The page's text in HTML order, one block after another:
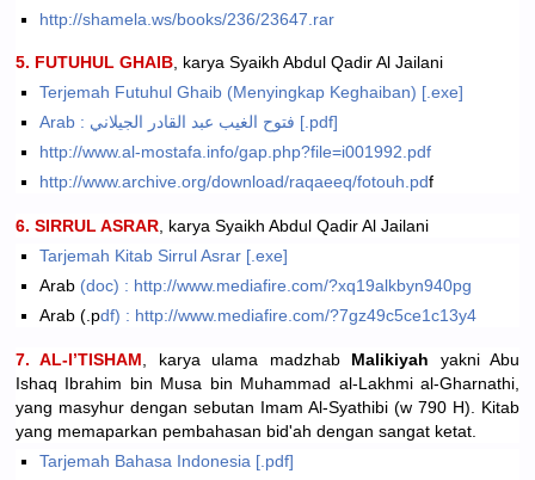
http://shamela.ws/books/236/23647.rar
5. FUTUHUL GHAIB, karya Syaikh Abdul Qadir Al Jailani
Terjemah Futuhul Ghaib (Menyingkap Keghaiban) [.exe]
Arab : فتوح الغيب عبد القادر الجيلاني [.pdf]
http://www.al-mostafa.info/gap.php?file=i001992.pdf
http://www.archive.org/download/raqaeeq/fotouh.pdf
6. SIRRUL ASRAR, karya Syaikh Abdul Qadir Al Jailani
Tarjemah Kitab Sirrul Asrar [.exe]
Arab (doc) : http://www.mediafire.com/?xq19alkbyn940pg
Arab (.pdf) : http://www.mediafire.com/?7gz49c5ce1c13y4
7. AL-I’TISHAM , karya ulama madzhab Malikiyah yakni Abu
Ishaq Ibrahim bin Musa bin Muhammad al-Lakhmi al-Gharnathi,
yang masyhur dengan sebutan Imam Al-Syathibi (w 790 H). Kitab
yang memaparkan pembahasan bid'ah dengan sangat ketat.
Tarjemah Bahasa Indonesia [.pdf]